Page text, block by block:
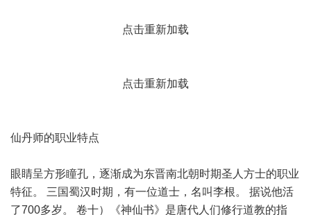
点击重新加载
点击重新加载
仙丹师的职业特点
眼睛呈方形瞳孔，逐渐成为东晋南北朝时期圣人方士的职业
特征。 三国蜀汉时期，有一位道士，名叫李根。 据说他活
了700多岁。 卷十）《神仙书》是唐代人们修行道教的指